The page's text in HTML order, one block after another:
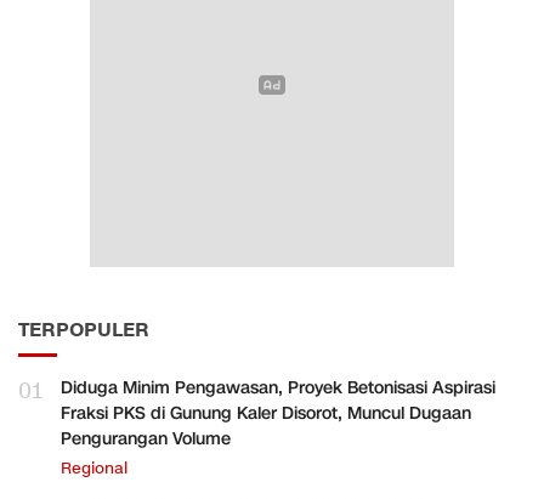
TERPOPULER
01
Diduga Minim Pengawasan, Proyek Betonisasi Aspirasi
Fraksi PKS di Gunung Kaler Disorot, Muncul Dugaan
Pengurangan Volume
Regional